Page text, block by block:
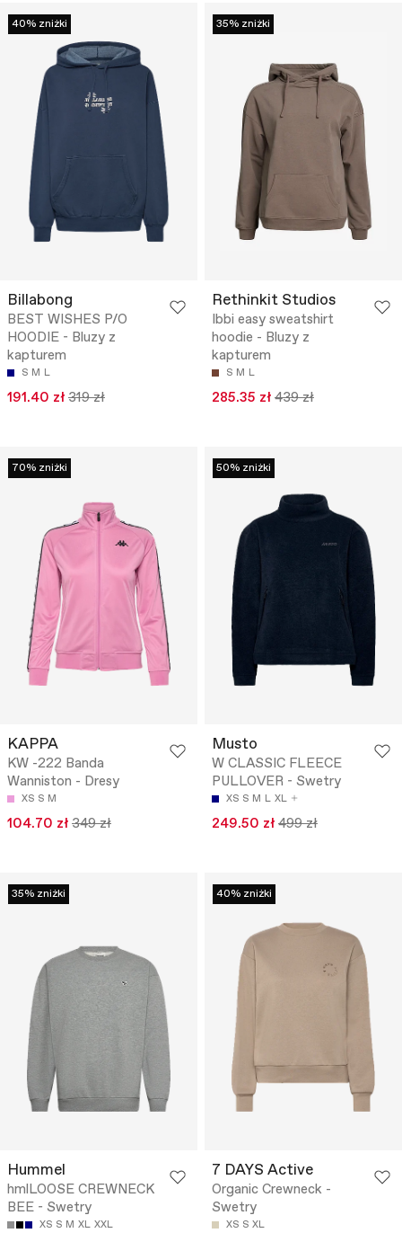
40% zniżki
Billabong
BEST WISHES P/O
HOODIE - Bluzy z
kapturem
S M L
191.40 zł 319 zł
35% zniżki
Rethinkit Studios
Ibbi easy sweatshirt
hoodie - Bluzy z
kapturem
S M L
285.35 zł 439 zł
70% zniżki
KAPPA
KW -222 Banda
Wanniston - Dresy
XS S M
104.70 zł 349 zł
50% zniżki
Musto
W CLASSIC FLEECE
PULLOVER - Swetry
XS S M L XL
249.50 zł 499 zł
35% zniżki
Hummel
hmlLOOSE CREWNECK
BEE - Swetry
XS S M XL XXL
40% zniżki
7 DAYS Active
Organic Crewneck -
Swetry
XS S XL